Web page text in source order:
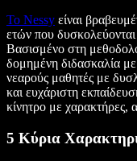
Το Nessy είναι
ετών που
Βασισμένο στη
δομημένη διδασκαλία με
νεαρούς μαθητές με
και ευχάριστη
κίνητρο με χαρακτήρες,
5 Κύρια